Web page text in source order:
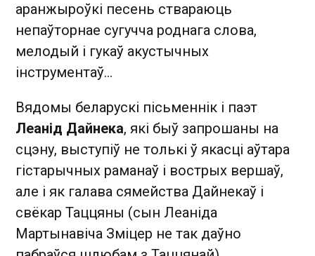
аранжыроўкі песень ствараюць
непаўторнае сугучча роднага слова,
мелодый і гукаў акустычных
інструментаў…
Вядомы беларускі пісьменнік і паэт
Леанід Дайнека, які быў запрошаны на
сцэну, выступіў не толькі ў якасці аўтара
гістарычных раманаў і вострых вершаў,
але і як галава сямейства Дайнекаў і
свёкар Таццяны (сын Леаніда
Мартынавіча Зміцер не так даўно